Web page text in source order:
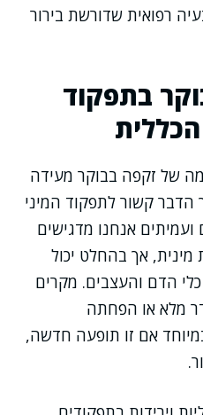
רפואית שדורשת בירור
בתפקוד
של זקפה בבוקר מעידה
הדבר קשור לתפקוד המיני
אנחנו מדגישים
מינית, אך בהחלט יכול
הדם והעצבים. מקרים
מלא או הפחתה
אם זו תופעה חדשה,